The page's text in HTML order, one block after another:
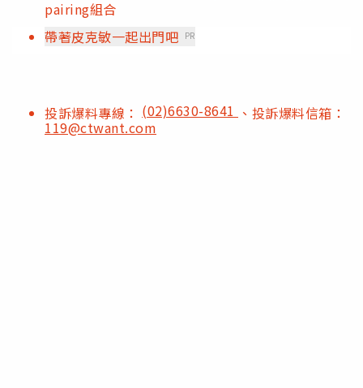
pairing組合
帶著皮克敏一起出門吧 PR
投訴爆料專線： (02)6630-8641 、投訴爆料信箱：
119@ctwant.com